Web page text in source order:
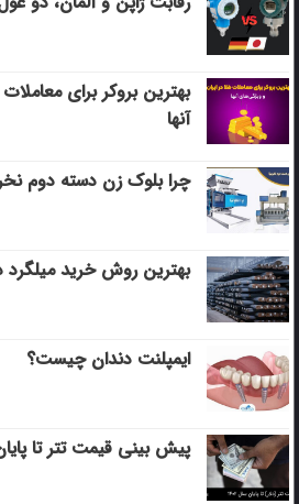
بهترین بروکر برای
آنها
چرا بلوک زن دسته دوم
بهترین روش خرید میلگرد در
ایمپلنت دندان چیست؟
پیش بینی قیمت تتر تا پایان